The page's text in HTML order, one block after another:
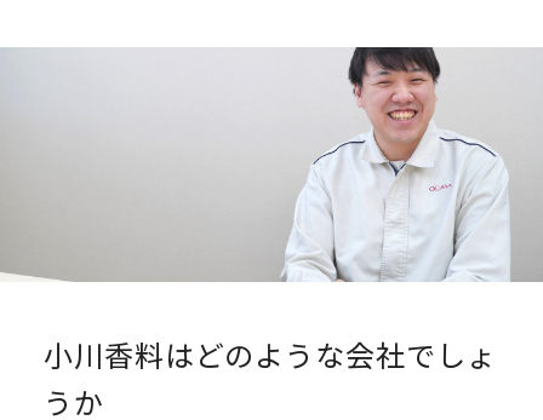
小川香料はどのような会社でしょ
うか